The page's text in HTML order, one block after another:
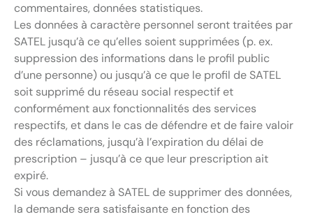
commentaires, données statistiques.
Les données à caractère personnel seront traitées par
SATEL jusqu’à ce qu’elles soient supprimées (p. ex.
suppression des informations dans le profil public
d’une personne) ou jusqu’à ce que le profil de SATEL
soit supprimé du réseau social respectif et
conformément aux fonctionnalités des services
respectifs, et dans le cas de défendre et de faire valoir
des réclamations, jusqu’à l’expiration du délai de
prescription – jusqu’à ce que leur prescription ait
expiré.
Si vous demandez à SATEL de supprimer des données,
la demande sera satisfaisante en fonction des